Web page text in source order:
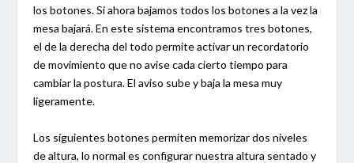
los botones. Si ahora bajamos todos los botones a la vez la
mesa bajará. En este sistema encontramos tres botones,
el de la derecha del todo permite activar un recordatorio
de movimiento que no avise cada cierto tiempo para
cambiar la postura. El aviso sube y baja la mesa muy
ligeramente.
Los siguientes botones permiten memorizar dos niveles
de altura, lo normal es configurar nuestra altura sentado y